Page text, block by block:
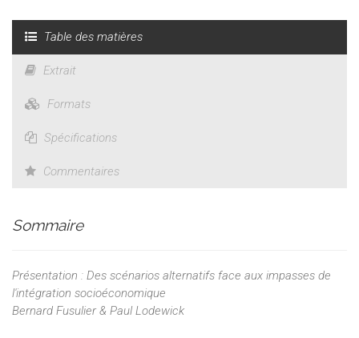
Table des matières
Extrait
Formats
Spécifications
Commentaires
Sommaire
Présentation : Des scénarios alternatifs face aux impasses de
l'intégration socioéconomique
Bernard Fusulier & Paul Lodewick